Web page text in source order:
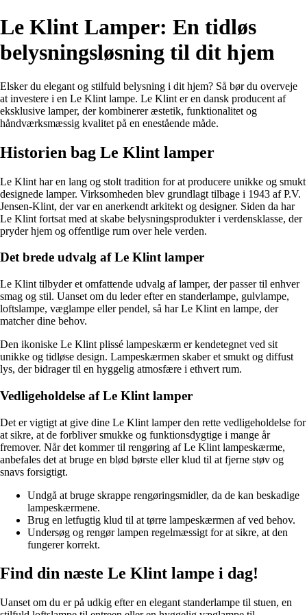
Le Klint Lamper: En tidløs
belysningsløsning til dit hjem
Elsker du elegant og stilfuld belysning i dit hjem? Så bør du overveje
at investere i en Le Klint lampe. Le Klint er en dansk producent af
eksklusive lamper, der kombinerer æstetik, funktionalitet og
håndværksmæssig kvalitet på en enestående måde.
Historien bag Le Klint lamper
Le Klint har en lang og stolt tradition for at producere unikke og smukt
designede lamper. Virksomheden blev grundlagt tilbage i 1943 af P.V.
Jensen-Klint, der var en anerkendt arkitekt og designer. Siden da har
Le Klint fortsat med at skabe belysningsprodukter i verdensklasse, der
pryder hjem og offentlige rum over hele verden.
Det brede udvalg af Le Klint lamper
Le Klint tilbyder et omfattende udvalg af lamper, der passer til enhver
smag og stil. Uanset om du leder efter en standerlampe, gulvlampe,
loftslampe, væglampe eller pendel, så har Le Klint en lampe, der
matcher dine behov.
Den ikoniske Le Klint plissé lampeskærm er kendetegnet ved sit
unikke og tidløse design. Lampeskærmen skaber et smukt og diffust
lys, der bidrager til en hyggelig atmosfære i ethvert rum.
Vedligeholdelse af Le Klint lamper
Det er vigtigt at give dine Le Klint lamper den rette vedligeholdelse for
at sikre, at de forbliver smukke og funktionsdygtige i mange år
fremover. Når det kommer til rengøring af Le Klint lampeskærme,
anbefales det at bruge en blød børste eller klud til at fjerne støv og
snavs forsigtigt.
Undgå at bruge skrappe rengøringsmidler, da de kan beskadige
lampeskærmene.
Brug en letfugtig klud til at tørre lampeskærmen af ved behov.
Undersøg og rengør lampen regelmæssigt for at sikre, at den
fungerer korrekt.
Find din næste Le Klint lampe i dag!
Uanset om du er på udkig efter en elegant standerlampe til stuen, en